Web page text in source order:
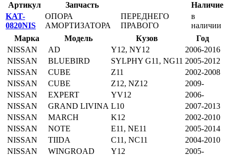
Артикул Запчасть
Наличие
KAT-
0820NIS
ОПОРА
АМОРТИЗАТОРА
ПЕРЕДНЕГО
ПРАВОГО
в
наличии
Марка
Модель Кузов
Год
NISSAN
AD Y12, NY12
2006-2016
NISSAN
BLUEBIRD SYLPHY G11, NG11 2005-2012
NISSAN
CUBE Z11
2002-2008
NISSAN
CUBE Z12, NZ12
2009-
NISSAN
EXPERT YV12
2006-
NISSAN
GRAND LIVINA L10
2007-2013
NISSAN
MARCH K12
2002-2010
NISSAN
NOTE E11, NE11
2005-2014
NISSAN
TIIDA C11, NC11
2004-2010
NISSAN
WINGROAD Y12
2005-